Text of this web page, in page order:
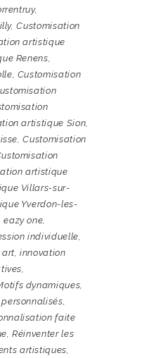
,
,Customisation
artistique
Renens,
, Customisation
artistique Sion,
,Customisation
artistique
Villars-sur-
Yverdon-les-
eazy one,
individuelle,
art,innovation
,
dynamiques,
,
faite
,Réinventer les
artistiques,